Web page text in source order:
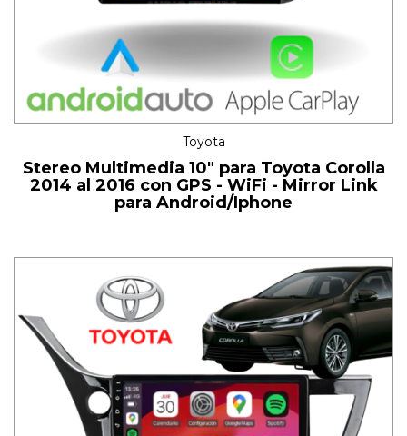
Toyota
Stereo Multimedia 10" para Toyota Corolla
2014 al 2016 con GPS - WiFi - Mirror Link
para Android/Iphone